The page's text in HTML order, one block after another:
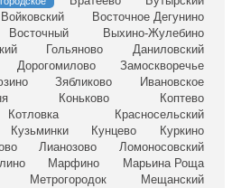
Войковский
Восточное Дегунино
Восточный
Выхино-Жулебино
Гольяново
Даниловский
Дорогомилово
Замоскворечье
Зябликово
Ивановское
Коньково
Коптево
Котловка
Красносельский
Кузьминки Кунцево
Куркино
Лианозово
Ломоносовский
Марфино
Марьина Роща
Метрогородок
Мещанский